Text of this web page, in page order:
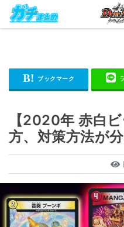
【2020年 赤白
方、対策方法が